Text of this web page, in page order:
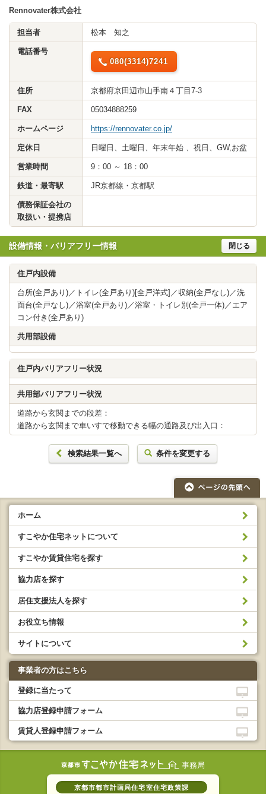
Rennovater株式会社
担当者 松本 知之
電話番号
080(3314)7241
住所 京都府京田辺市山手南４丁目7-3
FAX 05034888259
ホームページ https://rennovater.co.jp/
定休日 日曜日、土曜日、年末年始 、祝日、GW,お盆
営業時間 9：00 ～ 18：00
鉄道・最寄駅 JR京都線・京都駅
債務保証会社の
取扱い・提携店
設備情報・バリアフリー情報 閉じる
住戸内設備
台所(全戸あり)／トイレ(全戸あり)[全戸洋式]／収納(全戸なし)／洗
面台(全戸なし)／浴室(全戸あり)／浴室・トイレ別(全戸一体)／エア
コン付き(全戸あり)
共用部設備
住戸内バリアフリー状況
共用部バリアフリー状況
道路から玄関までの段差：
道路から玄関まで車いすで移動できる幅の通路及び出入口：
検索結果一覧へ 条件を変更する
ホーム
すこやか住宅ネットについて
すこやか賃貸住宅を探す
協力店を探す
居住支援法人を探す
お役立ち情報
サイトについて
事業者の方はこちら
登録に当たって
協力店登録申請フォーム
賃貸人登録申請フォーム
事務局
京都市都市計画局住宅室住宅政策課